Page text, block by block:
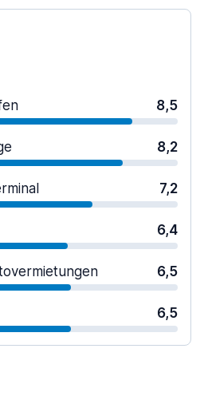
8,5
8,2
7,2
6,4
6,5
6,5